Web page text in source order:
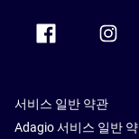
Accor Facebook
서비스 일반 약관
Adagio 서비스 일반